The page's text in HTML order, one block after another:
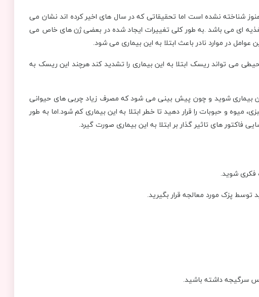
شناخته نشده است اما تحقیقاتی که در سال های اخیر کرده اند نشان می
ای می باشد .به طور کلی تغییرات ایجاد شده در بعضی ژن های خاص می
عوامل در موارد نادر باعث ابتلا به این بیماری می شود.
می تواند ریسک ابتلا به این بیماری را تشدید کند هرچند این ریسک به
بیماری شوید و چون پیش بینی می شود که مصرف زیاد چربی های حیوانی
میوه و حبوبات را قرار دهید تا خطر ابتلا به این بیماری کم شود.اما به طور
های تاثیر گذار بر ابتلا به این بیماری صورت گیرد.
شوید.
پزک مورد معالجه قرار بگیرید.
سرگیجه داشته باشید.